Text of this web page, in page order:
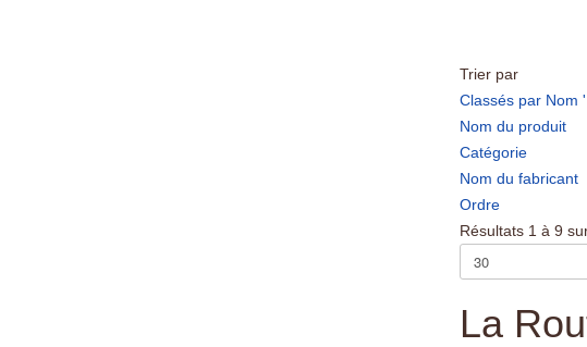
Trier par
Classés par Nom
Nom du produit
Catégorie
Nom du fabricant
Ordre
Résultats 1 à 9
La